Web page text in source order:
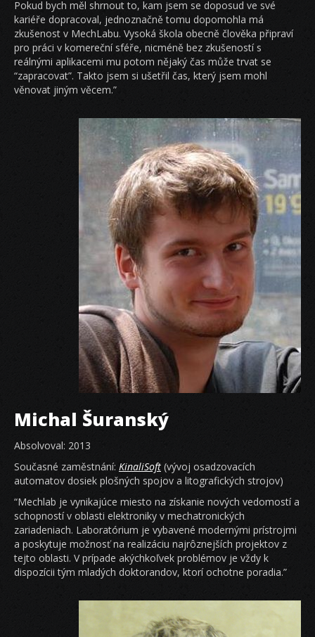
Pokud bych měl shrnout to, kam jsem se doposud ve své
kariéře dopracoval, jednoznačně tomu dopomohla má
zkušenost v MechLabu. Vysoká škola obecně člověka připraví
pro práci v komereční sféře, nicméně bez zkušeností s
reálnými aplikacemi mu potom nějaký čas může trvat se
“zapracovat”. Takto jsem si ušetřil čas, který jsem mohl
věnovat jiným věcem.”
Michal Šuranský
Absolvoval: 2013
Současné zaměstnání: KinaliSoft (vývoj osadzovacích
automatov dosiek plošných spojov a litografických strojov)
“Mechlab je vynikajúce miesto na získanie nových vedomostí a
schopností v oblasti elektroniky v mechatronických
zariadeniach. Laboratórium je vybavené modernými prístrojmi
a poskytuje možnosť na realizáciu najrôznejších projektov z
tejto oblasti. V prípade akýchkoľvek problémov je vždy k
dispozícii tým mladých doktorandov, ktorí ochotne poradia.”